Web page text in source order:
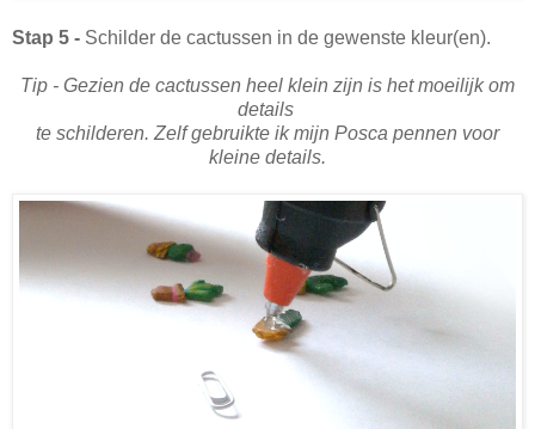
Stap 5 - Schilder de cactussen in de gewenste kleur(en).
Tip - Gezien de cactussen heel klein zijn is het moeilijk om
details
te schilderen. Zelf gebruikte ik mijn Posca pennen voor
kleine details.